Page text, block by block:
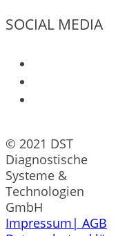
SOCIAL MEDIA
© 2021 DST
Diagnostische
Systeme &
Technologien
GmbH
Impressum| AGB